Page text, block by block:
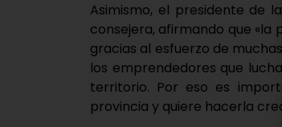
Asimismo, el presidente de
consejera, afirmando que «la
gracias al esfuerzo de
los emprendedores que
territorio. Por eso es
provincia y quiere hacerla